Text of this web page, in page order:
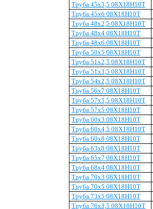
Труба 45х3,5 08Х18Н10Т
Труба 45х6 08Х18Н10Т
Труба 48х2,5 08Х18Н10Т
Труба 48х4 08Х18Н10Т
Труба 48х6 08Х18Н10Т
Труба 50х5 08Х18Н10Т
Труба 51х2,5 08Х18Н10Т
Труба 51х3,5 08Х18Н10Т
Труба 54х2,5 08Х18Н10Т
Труба 56х7 08Х18Н10Т
Труба 57х3,5 08Х18Н10Т
Труба 57х5 08Х18Н10Т
Труба 60х3 08Х18Н10Т
Труба 60х4,5 08Х18Н10Т
Труба 60х8 08Х18Н10Т
Труба 63х8 08Х18Н10Т
Труба 65х7 08Х18Н10Т
Труба 68х4 08Х18Н10Т
Труба 70х3 08Х18Н10Т
Труба 70х5 08Х18Н10Т
Труба 73х5 08Х18Н10Т
Труба 76х3,5 08Х18Н10Т